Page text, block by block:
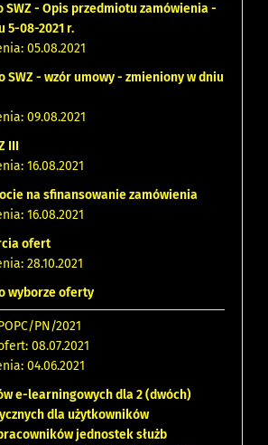
SWZ - Opis przedmiotu zamówienia -
5-08-2021 r.
05.08.2021
SWZ - wzór umowy - zmieniony w dniu
09.08.2021
III
16.08.2021
na sfinansowanie zamówienia
16.08.2021
ofert
28.10.2021
wyborze oferty
PN/2021
08.07.2021
04.06.2021
e-learningowych dla 2 (dwóch)
dla użytkowników
jednostek służb